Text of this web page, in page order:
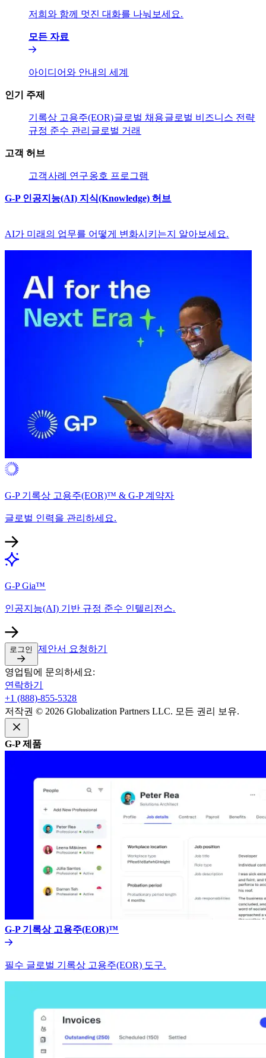
저희와 함께 멋진 대화를 나눠보세요.​​
모든 자료​​
아이디어와 안내의 세계​​
인기 주제​​
기록상 고용주(EOR)​​글로벌 채용​​글로벌 비즈니스 전략​​
규정 준수 관리​​ 글로벌 거래​​
고객 허브​​
고객​​사례 연구​​옹호 프로그램​​
G-P 인공지능(AI) 지식(Knowledge) 허브​​
AI가 미래의 업무를 어떻게 변화시키는지 알아보세요.​​
G-P 기록상 고용주(EOR)™ & G-P 계약자​​
글로벌 인력을 관리하세요.​​
G-P Gia™​​
인공지능(AI) 기반 규정 준수 인텔리전스.​​
로그인​​ 제안서 요청하기​​
영업팀에 문의하세요:​​
연락하기​​
+1 (888)-855-5328​​
저작권 © 2026 Globalization Partners LLC. 모든 권리 보유.​​
G-P 제품​​
G-P 기록상 고용주(EOR)™​​
필수 글로벌 기록상 고용주(EOR) 도구.​​